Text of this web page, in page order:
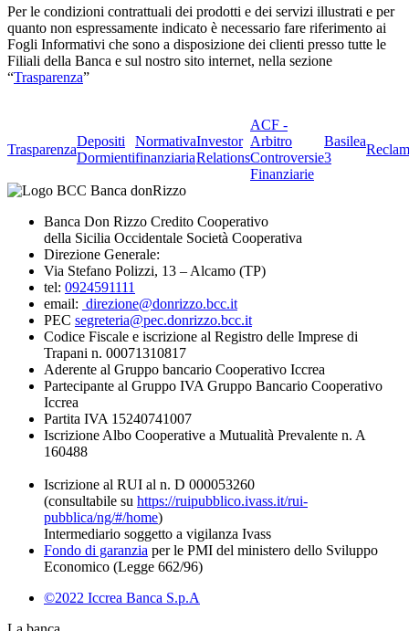
Per le condizioni contrattuali dei prodotti e dei servizi illustrati e per
quanto non espressamente indicato è necessario fare riferimento ai
Fogli Informativi che sono a disposizione dei clienti presso tutte le
Filiali della Banca e sul nostro sito internet, nella sezione
“Trasparenza”
Trasparenza
Depositi
Dormienti
Normativa
finanziaria
Investor
Relations
ACF -
Arbitro
Controversie
Finanziarie
Basilea
3
Banca Don Rizzo Credito Cooperativo
della Sicilia Occidentale Società Cooperativa
Direzione Generale:
Via Stefano Polizzi, 13 – Alcamo (TP)
tel: 0924591111
email: direzione@donrizzo.bcc.it
PEC segreteria@pec.donrizzo.bcc.it
Codice Fiscale e iscrizione al Registro delle Imprese di
Trapani n. 00071310817
Aderente al Gruppo bancario Cooperativo Iccrea
Partecipante al Gruppo IVA Gruppo Bancario Cooperativo
Iccrea
Partita IVA 15240741007
Iscrizione Albo Cooperative a Mutualità Prevalente n. A
160488
Iscrizione al RUI al n. D 000053260
(consultabile su https://ruipubblico.ivass.it/rui-
pubblica/ng/#/home)
Intermediario soggetto a vigilanza Ivass
Fondo di garanzia per le PMI del ministero dello Sviluppo
Economico (Legge 662/96)
©2022 Iccrea Banca S.p.A